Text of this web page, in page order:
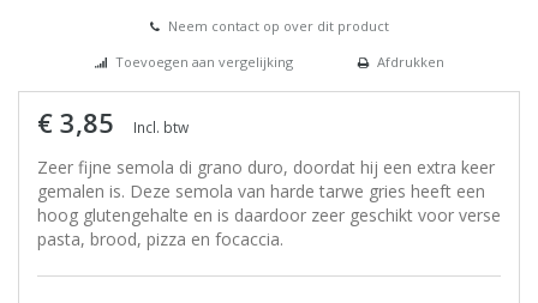
Neem contact op over dit product
Toevoegen aan vergelijking
Afdrukken
€ 3,85 Incl. btw
Zeer fijne semola di grano duro, doordat hij een extra keer
gemalen is. Deze semola van harde tarwe gries heeft een
hoog glutengehalte en is daardoor zeer geschikt voor verse
pasta, brood, pizza en focaccia.